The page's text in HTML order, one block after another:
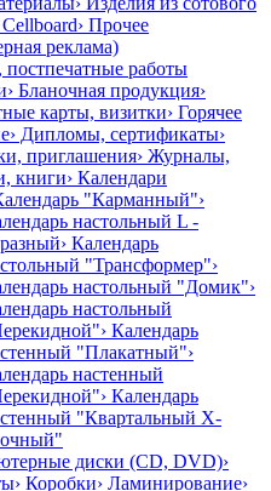
› Прочее
реклама)
постпечатные работы
› Бланочная продукция›
карты, визитки› Горячее
› Дипломы, сертификаты›
приглашения› Журналы,
книги› Календари
"Карманный"›
настольный L -
› Календарь
"Трансформер"›
настольный "Домик"›
настольный
› Календарь
"Плакатный"›
настенный
› Календарь
"Квартальный Х-
диски (CD, DVD)›
› Коробки› Ламинирование›